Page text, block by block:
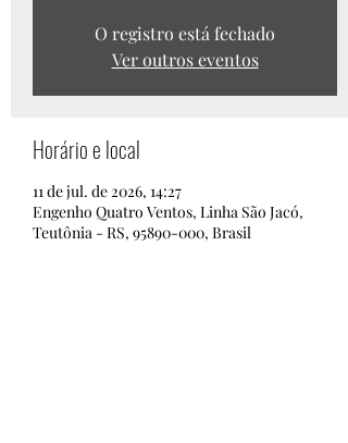
O registro está fechado
Ver outros eventos
Horário e local
11 de jul. de 2026, 14:27
Engenho Quatro Ventos, Linha São Jacó,
Teutônia - RS, 95890-000, Brasil